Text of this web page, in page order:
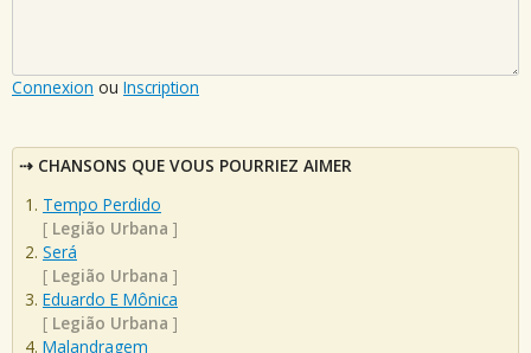
Connexion ou Inscription
CHANSONS QUE VOUS POURRIEZ AIMER
Tempo Perdido
[ Legião Urbana ]
Será
[ Legião Urbana ]
Eduardo E Mônica
[ Legião Urbana ]
Malandragem